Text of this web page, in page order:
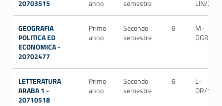
20703515
anno
semestre
LIN/21
GEOGRAFIA
POLITICA ED
ECONOMICA -
20702477
Primo
anno
Secondo
semestre
6
M-
GGR/02
LETTERATURA
ARABA 1 -
20710518
Primo
anno
Secondo
semestre
6
L-
OR/12